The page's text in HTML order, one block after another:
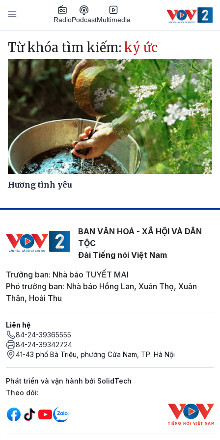
Nhảy đến nội dung
RadioPodcastMultimedia
Main navigation
Từ khóa tìm kiếm: ký ức
Hương tình yêu
BAN VĂN HOÁ - XÃ HỘI VÀ DÂN
TỘC
Đài Tiếng nói Việt Nam
Trưởng ban: Nhà báo TUYẾT MAI
Phó trưởng ban: Nhà báo Hồng Lan, Xuân Thọ, Xuân
Thân, Hoài Thu
Liên hệ
84-24-39365555
84-24-39342724
41-43 phố Bà Triệu, phường Cửa Nam, TP. Hà Nội
Phát triển và vận hành bởi SolidTech
Mạng xã hội
Theo dõi: